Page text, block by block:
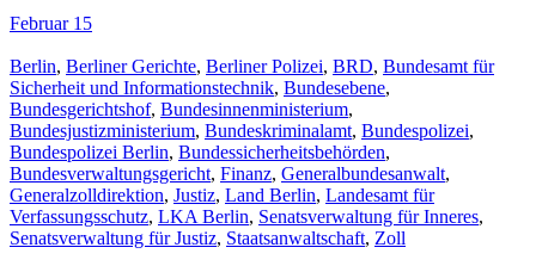
Februar 15
Berlin, Berliner Gerichte, Berliner Polizei, BRD, Bundesamt für
Sicherheit und Informationstechnik, Bundesebene,
Bundesgerichtshof, Bundesinnenministerium,
Bundesjustizministerium, Bundeskriminalamt, Bundespolizei,
Bundespolizei Berlin, Bundessicherheitsbehörden,
Bundesverwaltungsgericht, Finanz, Generalbundesanwalt,
Generalzolldirektion, Justiz, Land Berlin, Landesamt für
Verfassungsschutz, LKA Berlin, Senatsverwaltung für Inneres,
Senatsverwaltung für Justiz, Staatsanwaltschaft, Zoll